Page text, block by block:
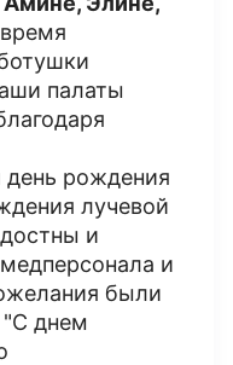
палаты
день рождения
лучевой
и
и
были
"С днем